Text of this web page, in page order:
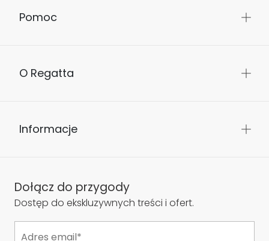
Pomoc
O Regatta
Informacje
Dołącz do przygody
Dostęp do ekskluzywnych treści i ofert.